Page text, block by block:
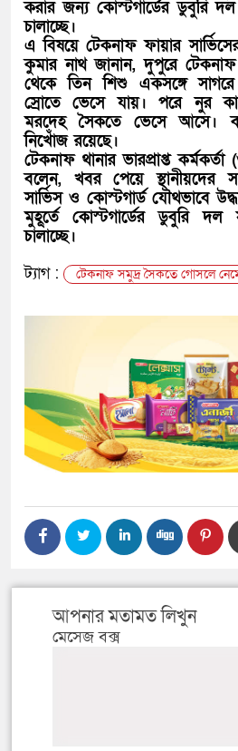
করার জন্য কোস্টগার্ডের ডুবুরি
চালাচ্ছে।
এ বিষয়ে টেকনাফ ফায়ার
কুমার নাথ জানান, দুপুরে টেকনাফ
থেকে তিন শিশু একসঙ্গে
স্রোতে ভেসে যায়। পরে নুর
মরদেহ সৈকতে ভেসে আসে।
নিখোঁজ রয়েছে।
টেকনাফ থানার ভারপ্রাপ্ত
বলেন, খবর পেয়ে স্থানীয়দের
সার্ভিস ও কোস্টগার্ড যৌথভাবে
মুহূর্তে কোস্টগার্ডের ডুবুরি দল
চালাচ্ছে।
ট্যাগ :
টেকনাফ সমুদ্র সৈকতে গোসলে
আপনার মতামত লিখুন
মেসেজ বক্স